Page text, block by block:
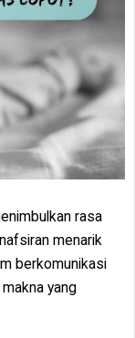
rasa
menarik
berkomunikasi
yang